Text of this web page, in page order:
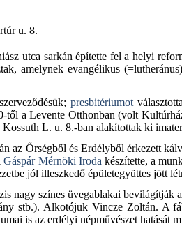
u. 8.
utca sarkán építette fel a helyi
amelynek evangélikus
presbitériumot
től a Levente Otthonban (volt
L. u. 8.-ban alakítottak ki
az Őrségből és Erdélyből érkezett
Gáspár Mérnöki Iroda készítette, a
jól illeszkedő épületegyüttes jött
nagy színes üvegablakai bevilágítják
stb.). Alkotójuk Vincze Zoltán. A
is az erdélyi népművészet hatását